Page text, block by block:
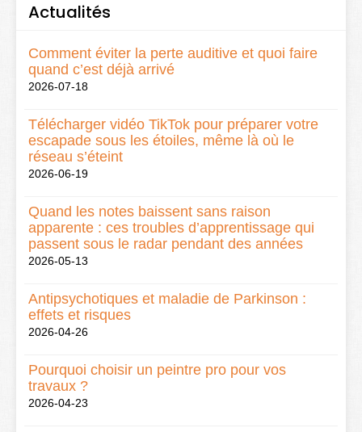
Actualités
Comment éviter la perte auditive et quoi faire
quand c’est déjà arrivé
2026-07-18
Télécharger vidéo TikTok pour préparer votre
escapade sous les étoiles, même là où le
réseau s’éteint
2026-06-19
Quand les notes baissent sans raison
apparente : ces troubles d’apprentissage qui
passent sous le radar pendant des années
2026-05-13
Antipsychotiques et maladie de Parkinson :
effets et risques
2026-04-26
Pourquoi choisir un peintre pro pour vos
travaux ?
2026-04-23